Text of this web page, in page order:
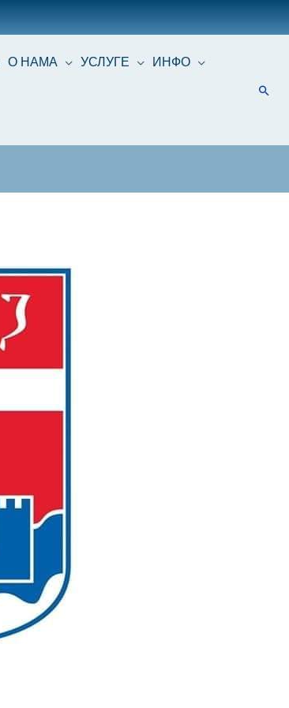
О НАМА УСЛУГЕ ИНФО